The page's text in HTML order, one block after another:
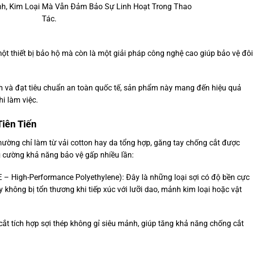
Kim Loại Mà Vẫn Đảm Bảo Sự Linh Hoạt Trong Thao
Tác.
thiết bị bảo hộ mà còn là một giải pháp công nghệ cao giúp bảo vệ đôi
đạt tiêu chuẩn an toàn quốc tế, sản phẩm này mang đến hiệu quả
làm việc.
Tiến
chỉ làm từ vải cotton hay da tổng hợp, găng tay chống cắt được
khả năng bảo vệ gấp nhiều lần:
– High-Performance Polyethylene): Đây là những loại sợi có độ bền cực
bị tổn thương khi tiếp xúc với lưỡi dao, mảnh kim loại hoặc vật
tích hợp sợi thép không gỉ siêu mảnh, giúp tăng khả năng chống cắt